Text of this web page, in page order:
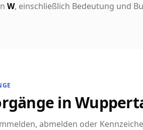
W, einschließlich Bedeutung und
in
abmelden oder